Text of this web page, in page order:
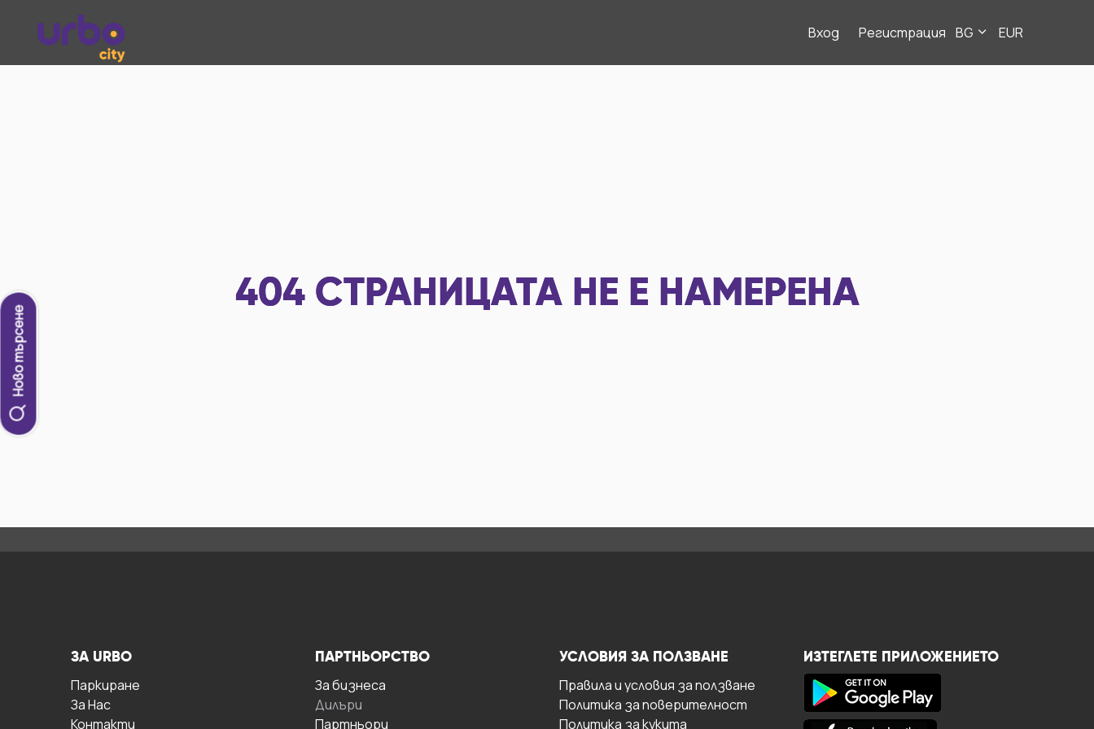
Вход Регистрация BG EUR
Ново търсене
404 СТРАНИЦАТА НЕ Е НАМЕРЕНА
ЗА URBO
Паркиране
За Hас
Контакти
ПАРТНЬОРСТВО
За бизнесa
Дилъри
Партньори
УСЛОВИЯ ЗА ПОЛЗВАНЕ
Правила и условия за ползване
Политика за поверителност
Политика за кукита
ИЗТЕГЛЕТЕ ПРИЛОЖЕНИЕТО